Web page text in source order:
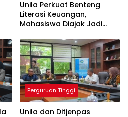
Unila Perkuat Benteng
Literasi Keuangan,
Mahasiswa Diajak Jadi
Perguruan Tinggi
Unila dan Ditjenpas